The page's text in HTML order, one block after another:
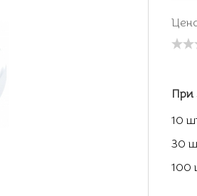
При
10
30
100